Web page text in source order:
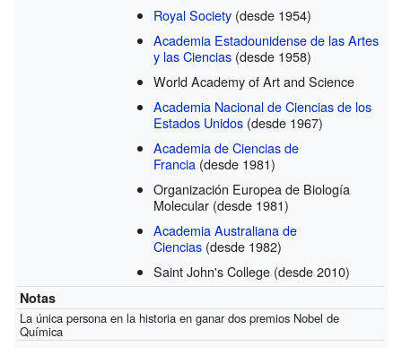
Royal Society (desde 1954)
Academia Estadounidense de las Artes
y las Ciencias (desde 1958)
World Academy of Art and Science
Academia Nacional de Ciencias de los
Estados Unidos (desde 1967)
Academia de Ciencias de
Francia (desde 1981)
Organización Europea de Biología
Molecular (desde 1981)
Academia Australiana de
Ciencias (desde 1982)
Saint John's College (desde 2010)
Notas
La única persona en la historia en ganar dos premios Nobel de
Química